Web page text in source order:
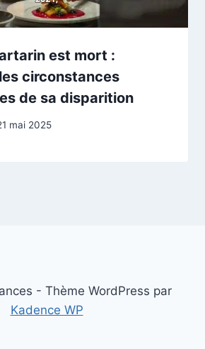
est mort :
circonstances
de sa disparition
mai 2025
- Thème WordPress par
Kadence WP